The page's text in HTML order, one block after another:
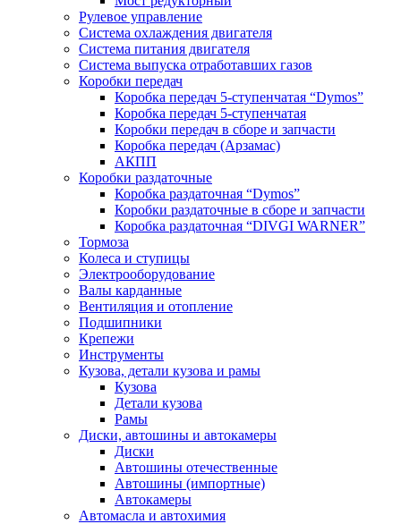
Рулевое управление
Система охлаждения двигателя
Система питания двигателя
Система выпуска отработавших газов
Коробки передач
Коробка передач 5-ступенчатая “Dymos”
Коробка передач 5-ступенчатая
Коробки передач в сборе и запчасти
Коробка передач (Арзамас)
АКПП
Коробки раздаточные
Коробка раздаточная “Dymos”
Коробки раздаточные в сборе и запчасти
Коробка раздаточная “DIVGI WARNER”
Тормоза
Колеса и ступицы
Электрооборудование
Валы карданные
Вентиляция и отопление
Подшипники
Крепежи
Инструменты
Кузова, детали кузова и рамы
Кузова
Детали кузова
Рамы
Диски, автошины и автокамеры
Диски
Автошины отечественные
Автошины (импортные)
Автокамеры
Автомасла и автохимия